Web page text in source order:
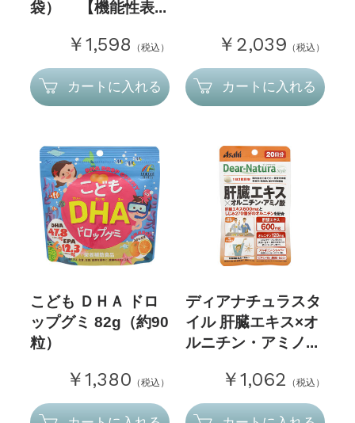
袋） 【機能性表...
￥1,598 （税込）
カートに入れる
￥2,039 （税込）
カートに入れる
こども ＤＨＡ ドロ
ップグミ 82g（約90
粒）
￥1,380 （税込）
ディアナチュラスタ
イル 肝臓エキス×オ
ルニチン・アミノ...
￥1,062 （税込）